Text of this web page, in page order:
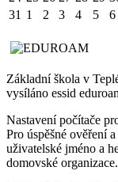
31 1 2 3 4 5 6
Základní škola v
vysíláno essid
Nastavení počítače
Pro úspěšné ověření
uživatelské jméno a
domovské organizace.